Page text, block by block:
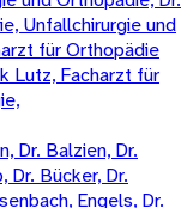
Unfallchirurgie und
für Orthopädie
Lutz, Facharzt für
Dr. Balzien, Dr.
Dr. Bücker, Dr.
Engels, Dr.